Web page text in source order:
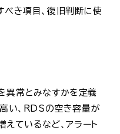
べき項目、復旧判断に使
異常とみなすかを定義
い、RDSの空き容量が
ているなど、アラート